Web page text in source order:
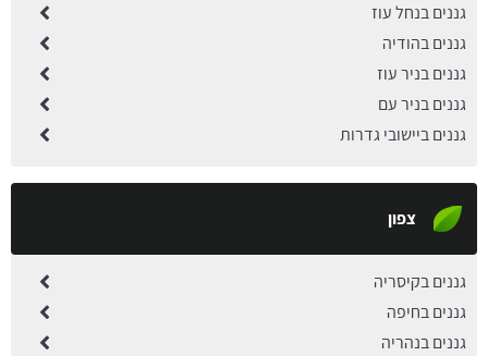
גננים בנחל עוז
גננים בהודיה
גננים בניר עוז
גננים בניר עם
גננים ביישובי גדרות
צפון
גננים בקיסריה
גננים בחיפה
גננים בנהריה